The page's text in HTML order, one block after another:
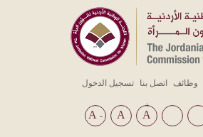
وظائف اتصل بنا تسجيل الدخول
- A
+
A